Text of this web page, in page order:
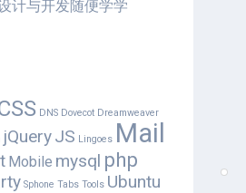
计与开发随便学学
DNS Dovecot Dreamweaver
jQueryJS Lingoes Mail
Mobile mysql php
Sphone Tabs Tools Ubuntu